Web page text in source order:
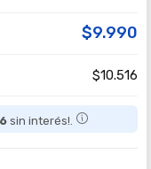
$9.990
$10.516
sin interés!.